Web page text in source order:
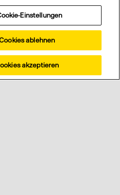
Sie
Einstellungen
ablehnen
akzeptieren